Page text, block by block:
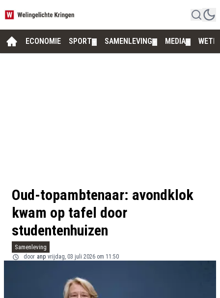
ECONOMIE SPORT SAMENLEVING MEDIA
Oud-topambtenaar: avondklok
kwam op tafel door
studentenhuizen
Samenleving
door anp vrijdag, 03 juli 2026 om 11:50